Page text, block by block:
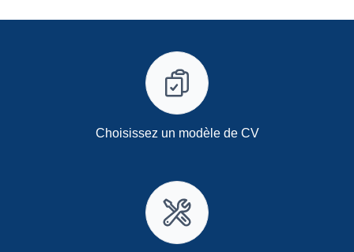
Choisissez un modèle de CV